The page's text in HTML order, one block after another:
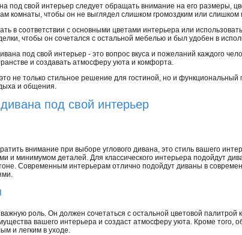
под свой интерьер следует обращать внимание на его размеры,
комнаты, чтобы он не выглядел слишком громоздким или слишком
в соответствии с основными цветами интерьера или
чтобы он сочетался с остальной мебелью и был удобен в
под свой интерьер - это вопрос вкуса и пожеланий каждого
и создавать атмосферу уюта и комфорта.
не только стильное решение для гостиной, но и
и общения.
под свой интерьер
внимание при выборе углового дивана, это стиль вашего
и минимумом деталей. Для классического интерьера подойдут
Современным интерьерам отлично подойдут диваны в
роль. Он должен сочетаться с остальной цветовой
вашего интерьера и создаст атмосферу уюта. Кроме того,
и легким в уходе.